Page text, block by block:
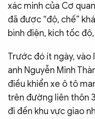
xác minh của Cơ
đã được “độ, chế”
bình điện, kích tốc
Trước đó ít ngày, vào
anh Nguyễn Minh
điều khiển xe ô tô
trên đường liên thôn
đi đến khu vực giao